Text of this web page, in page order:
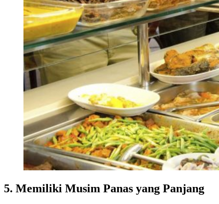
5. Memiliki Musim Panas yang Panjang